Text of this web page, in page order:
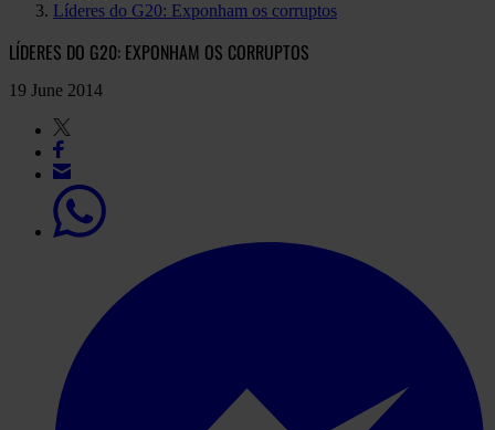
Líderes do G20: Exponham os corruptos
LÍDERES DO G20: EXPONHAM OS CORRUPTOS
19 June 2014